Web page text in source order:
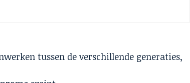
tussen de verschillende generaties,